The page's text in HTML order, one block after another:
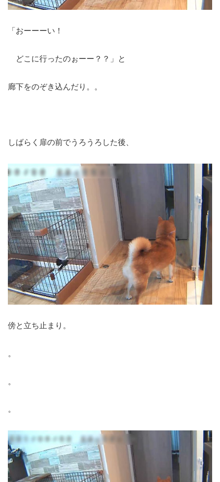
「おーーーい！
どこに行ったのぉーー？？」と
廊下をのぞき込んだり。。
しばらく扉の前でうろうろした後、
傍と立ち止まり。
。
。
。